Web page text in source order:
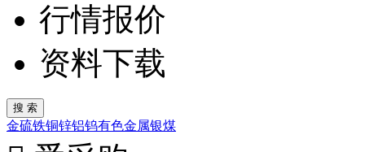
行情报价
资料下载
金硫铁铜锌铝钨有色金属银煤